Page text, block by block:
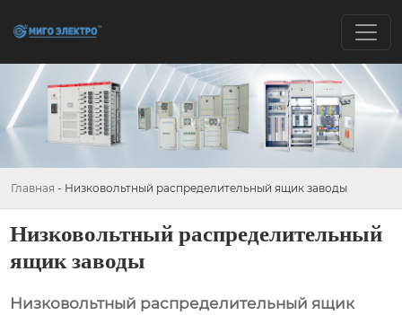
Главная - Низковольтный распределительный ящик заводы
Низковольтный распределительный
ящик заводы
Низковольтный распределительный ящик